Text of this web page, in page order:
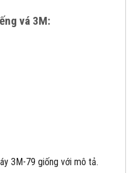
vá 3M:
3M-79 giống với mô tả.